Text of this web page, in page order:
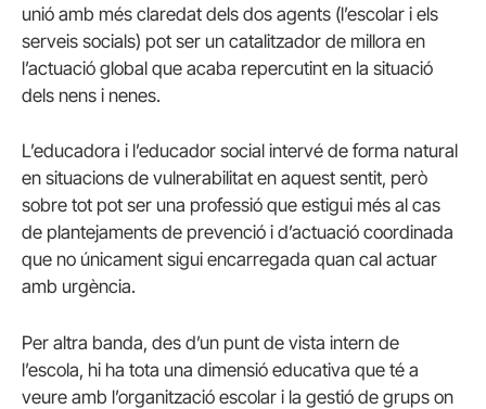
unió amb més claredat dels dos agents (l’escolar i els
serveis socials) pot ser un catalitzador de millora en
l’actuació global que acaba repercutint en la situació
dels nens i nenes.
L’educadora i l’educador social intervé de forma natural
en situacions de vulnerabilitat en aquest sentit, però
sobre tot pot ser una professió que estigui més al cas
de plantejaments de prevenció i d’actuació coordinada
que no únicament sigui encarregada quan cal actuar
amb urgència.
Per altra banda, des d’un punt de vista intern de
l’escola, hi ha tota una dimensió educativa que té a
veure amb l’organització escolar i la gestió de grups on